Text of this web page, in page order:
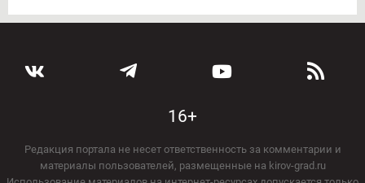
16+
Редакция портала не несет ответственность за комментарии и
материалы пользователей, размещенные на kirov-grad.ru